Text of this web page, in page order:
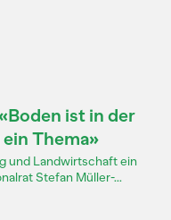
ist in der
Thema»
und Landwirtschaft ein
Stefan Müller-...